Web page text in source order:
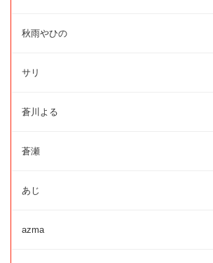
秋雨やひの
サリ
蒼川よる
蒼瀬
あじ
azma